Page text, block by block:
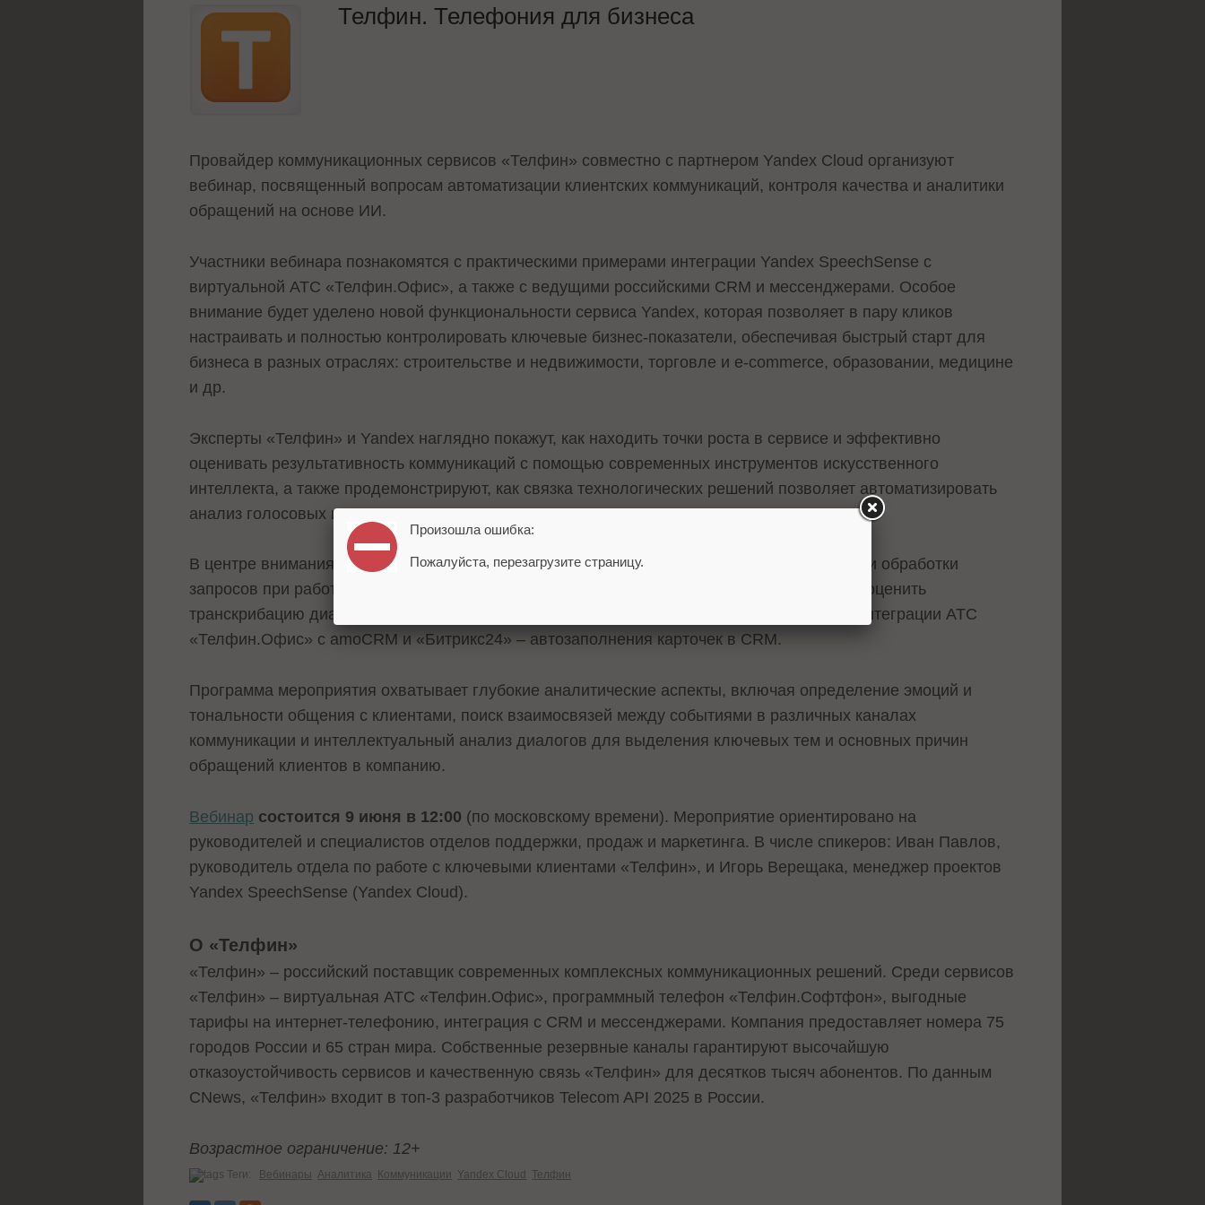
Телфин. Телефония для бизнеса
Провайдер коммуникационных сервисов «Телфин» совместно с партнером Yandex Cloud организуют
вебинар, посвященный вопросам автоматизации клиентских коммуникаций, контроля качества и аналитики
обращений на основе ИИ.
Участники вебинара познакомятся с практическими примерами интеграции Yandex SpeechSense с
виртуальной АТС «Телфин.Офис», а также с ведущими российскими CRM и мессенджерами. Особое
внимание будет уделено новой функциональности сервиса Yandex, которая позволяет в пару кликов
настраивать и полностью контролировать ключевые бизнес-показатели, обеспечивая быстрый старт для
бизнеса в разных отраслях: строительстве и недвижимости, торговле и e-commerce, образовании, медицине
и др.
Эксперты «Телфин» и Yandex наглядно покажут, как находить точки роста в сервисе и эффективно
оценивать результативность коммуникаций с помощью современных инструментов искусственного
интеллекта, а также продемонстрируют, как связка технологических решений позволяет автоматизировать
анализ голосовых и текстовых диалогов с клиентами.
В центре внимания участников – методы обеспечения персонализации и высокой скорости обработки
запросов при работе с большими потоками клиентов. Гости вебинара смогут на практике оценить
транскрибацию диалогов, а также возможности умной маршрутизации и новой функции интеграции АТС
«Телфин.Офис» с amoCRM и «Битрикс24» – автозаполнения карточек в CRM.
Программа мероприятия охватывает глубокие аналитические аспекты, включая определение эмоций и
тональности общения с клиентами, поиск взаимосвязей между событиями в различных каналах
коммуникации и интеллектуальный анализ диалогов для выделения ключевых тем и основных причин
обращений клиентов в компанию.
Вебинар состоится 9 июня в 12:00 (по московскому времени). Мероприятие ориентировано на
руководителей и специалистов отделов поддержки, продаж и маркетинга. В числе спикеров: Иван Павлов,
руководитель отдела по работе с ключевыми клиентами «Телфин», и Игорь Верещака, менеджер проектов
Yandex SpeechSense (Yandex Cloud).
О «Телфин»
«Телфин» – российский поставщик современных комплексных коммуникационных решений. Среди сервисов
«Телфин» – виртуальная АТС «Телфин.Офис», программный телефон «Телфин.Cофтфон», выгодные
тарифы на интернет-телефонию, интеграция с CRM и мессенджерами. Компания предоставляет номера 75
городов России и 65 стран мира. Собственные резервные каналы гарантируют высочайшую
отказоустойчивость сервисов и качественную связь «Телфин» для десятков тысяч абонентов. По данным
CNews, «Телфин» входит в топ-3 разработчиков Telecom API 2025 в России.
Возрастное ограничение: 12+
Теги: Вебинары Аналитика Коммуникации Yandex Cloud Телфин
Произошла ошибка:
Пожалуйста, перезагрузите страницу.